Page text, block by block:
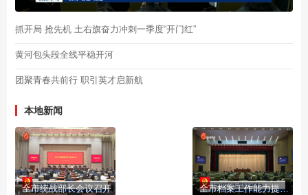
抓开局 抢先机 土右旗奋力冲刺一季度“开门红”
黄河包头段全线平稳开河
团聚青春共前行 职引英才启新航
本地新闻
全市统战部长会议召开 全市档案工作能力提升培训班举办